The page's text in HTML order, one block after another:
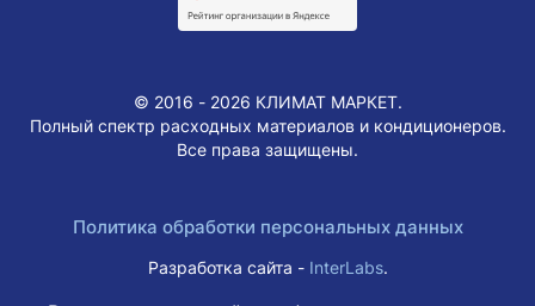
© 2016 - 2026 КЛИМАТ МАРКЕТ.
Полный спектр расходных материалов и кондиционеров.
Все права защищены.
Политика обработки персональных данных
Разработка сайта - InterLabs.